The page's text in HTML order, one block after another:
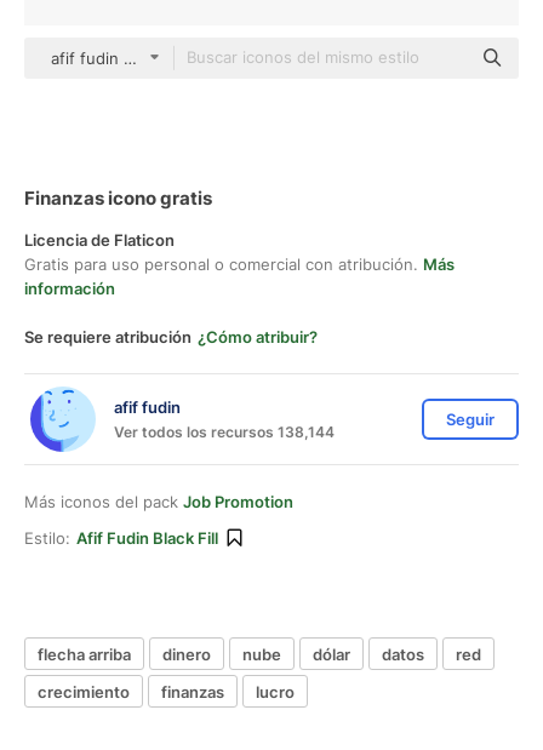
afif fudin black fill
Finanzas icono gratis
Licencia de Flaticon
Gratis para uso personal o comercial con atribución. Más
información
Se requiere atribución ¿Cómo atribuir?
afif fudin
Ver todos los recursos 138,144
Seguir
Más iconos del pack Job Promotion
Estilo: Afif Fudin Black Fill
flecha arriba dinero nube dólar datos
red
crecimiento
finanzas lucro